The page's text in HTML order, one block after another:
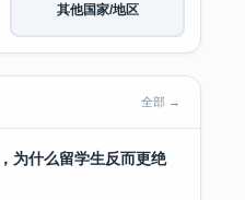
其他国家/地区
全部 →
为什么留学生反而更绝